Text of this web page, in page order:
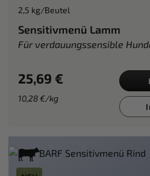
2,5 kg/Beutel
Sensitivmenü Lamm
Für verdauungssensible
25,69 €
10,28 €/kg